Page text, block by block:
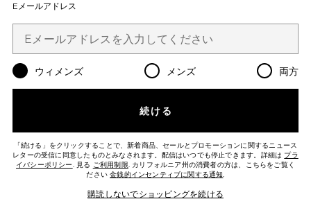
GROW HAIR GROWTH SOFT
CHEWS サプリメント
Lemme
$40
Eメールアドレス
ウィメンズ メンズ 両方
続ける
「続ける」をクリックすることで、新着商品、セールとプロモーションに関するニュース
レターの受信に同意したものとみなされます。配信はいつでも停止できます。詳細は プラ
イバシーポリシー. 見る ご利用制限. カリフォルニア州の消費者の方は、こちらをご覧く
ださい金銭的インセンティブに関する通知.
購読しないでショッピングを続ける